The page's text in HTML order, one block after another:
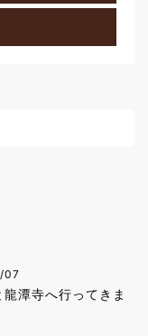
07
潭寺へ行ってきま